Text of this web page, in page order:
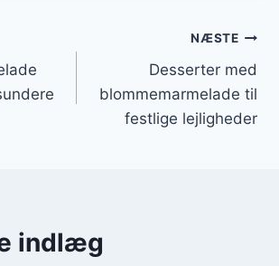
NÆSTE
Desserter med
blommemarmelade til
festlige lejligheder
indlæg